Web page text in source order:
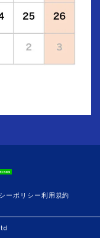
ーポリシー利用規約